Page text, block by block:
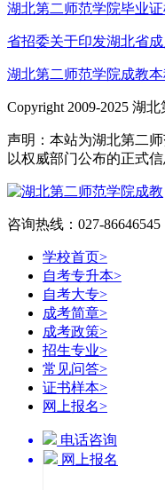
湖北第二师范学院毕业
省招委关于印发湖北省
湖北第二师范学院成教
Copyright 2009-2025 湖
声明：本站为湖北第二
以权威部门公布的正式
咨询热线：027-86646545
学校首页>
自考专升本>
自考大专>
成考简章>
成考政策>
招生专业>
常见问答>
证书样本>
网上报名>
电话咨询
网上报名